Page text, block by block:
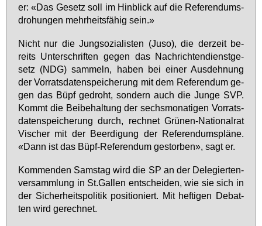
er: «Das Ge­setz soll im Hin­blick auf die Re­fe­ren­dums­
dro­hun­gen mehr­heits­fä­hig sein.»
Nicht nur die Jung­so­zia­lis­ten (Ju­so), die der­zeit be­
reits Un­ter­schrif­ten ge­gen das Nach­rich­ten­dienst­ge­
setz (NDG) sam­meln, ha­ben bei ei­ner Aus­deh­nung
der Vor­rats­da­ten­spei­che­rung mit dem Re­fe­ren­dum ge­
gen das Büpf ge­droht, son­dern auch die Jun­ge SVP.
Kommt die Bei­be­hal­tung der sechs­mo­na­ti­gen Vor­rats­
da­ten­spei­che­rung durch, rech­net Grü­nen-Na­tio­nal­rat
Vi­scher mit der Be­er­di­gung der Re­fe­ren­dums­plä­ne.
«Dann ist das Büpf-Re­fe­ren­dum ge­stor­ben», sagt er.
Kom­men­den Sams­tag wird die SP an der De­le­gier­ten­
ver­samm­lung in St.​Gallen ent­schei­den, wie sie sich in
der Si­cher­heits­po­li­tik po­si­tio­niert. Mit hef­ti­gen De­bat­
ten wird ge­rech­net.